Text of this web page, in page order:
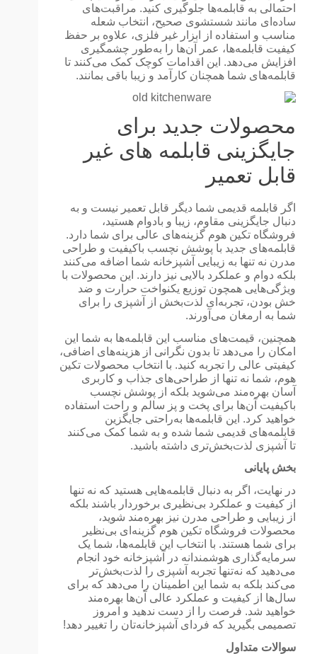
احتمالی به قابلمه‌ها جلوگیری کنید. مراقبت‌های
ساده‌ای مانند شستشوی صحیح، انتخاب شعله
مناسب و استفاده از ابزار غیر فلزی، علاوه بر حفظ
کیفیت قابلمه‌ها، عمر آن‌ها را به‌طور چشمگیری
افزایش می‌دهد. این اقدامات کوچک کمک می‌کنند تا
قابلمه‌های شما همچنان کارآمد و زیبا باقی بمانند.
محصولات جدید برای
جایگزینی قابلمه های غیر
قابل تعمیر
اگر قابلمه قدیمی شما دیگر قابل تعمیر نیست و به
دنبال جایگزینی مقاوم، زیبا و بادوام هستید،
فروشگاه تکین هوم گزینه‌های عالی برای شما دارد.
قابلمه‌های جدید با پوشش نچسب باکیفیت و طراحی
مدرن نه تنها به زیبایی آشپزخانه شما اضافه می‌کنند
بلکه دوام و عملکرد بالایی نیز دارند. این محصولات با
ویژگی‌هایی همچون توزیع یکنواخت حرارت و ضد
خش بودن، تجربه‌ای لذت‌بخش از آشپزی را برای
شما به ارمغان می‌آورند.
همچنین، قیمت‌های مناسب این قابلمه‌ها به شما این
امکان را می‌دهد تا بدون نگرانی از هزینه‌های اضافی،
کیفیتی عالی را تجربه کنید. با انتخاب محصولات تکین
هوم، شما نه تنها از طراحی‌های جذاب و کاربری
آسان بهره‌مند می‌شوید بلکه از پوشش نچسب
باکیفیت آن‌ها برای پخت و پز سالم و راحت استفاده
خواهید کرد. این قابلمه‌ها به‌راحتی جایگزین
قابلمه‌های قدیمی شما شده و به شما کمک می‌کنند
تا آشپزی لذت‌بخش‌تری داشته باشید.
بخش پایانی
در نهایت، اگر به دنبال قابلمه‌هایی هستید که نه تنها
از کیفیت و عملکرد بی‌نظیری برخوردار باشند بلکه
از زیبایی و طراحی مدرن نیز بهره‌مند شوید،
محصولات فروشگاه تکین هوم گزینه‌ای بی‌نظیر
برای شما هستند. با انتخاب این قابلمه‌ها، شما یک
سرمایه‌گذاری هوشمندانه در آشپزخانه خود انجام
می‌دهید که نه‌تنها تجربه آشپزی را لذت‌بخش‌تر
می‌کند بلکه به شما این اطمینان را می‌دهد که برای
سال‌ها از کیفیت و عملکرد عالی آن‌ها بهره‌مند
خواهید شد. فرصت را از دست ندهید و امروز
تصمیمی بگیرید که فردای آشپزخانه‌تان را تغییر دهد!
سوالات متداول